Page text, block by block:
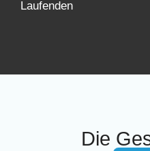
Laufenden
Die